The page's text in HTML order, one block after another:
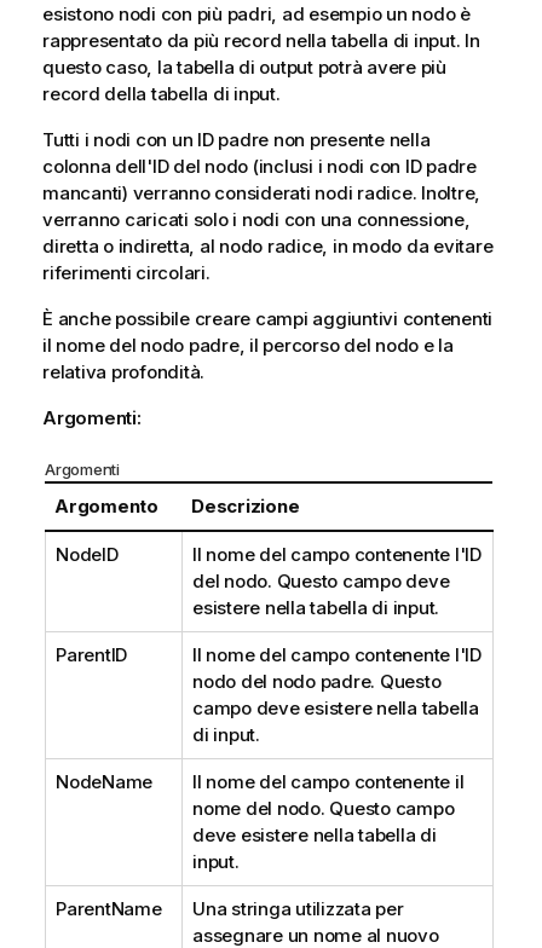
esistono nodi con più padri, ad esempio un nodo è
rappresentato da più record nella tabella di input. In
questo caso, la tabella di output potrà avere più
record della tabella di input.
Tutti i nodi con un ID padre non presente nella
colonna dell'ID del nodo (inclusi i nodi con ID padre
mancanti) verranno considerati nodi radice. Inoltre,
verranno caricati solo i nodi con una connessione,
diretta o indiretta, al nodo radice, in modo da evitare
riferimenti circolari.
È anche possibile creare campi aggiuntivi contenenti
il nome del nodo padre, il percorso del nodo e la
relativa profondità.
Argomenti:
Argomenti
Argomento Descrizione
NodeID
Il nome del campo contenente l'ID
del nodo. Questo campo deve
esistere nella tabella di input.
ParentID
Il nome del campo contenente l'ID
nodo del nodo padre. Questo
campo deve esistere nella tabella
di input.
NodeName
Il nome del campo contenente il
nome del nodo. Questo campo
deve esistere nella tabella di
input.
ParentName
Una stringa utilizzata per
assegnare un nome al nuovo